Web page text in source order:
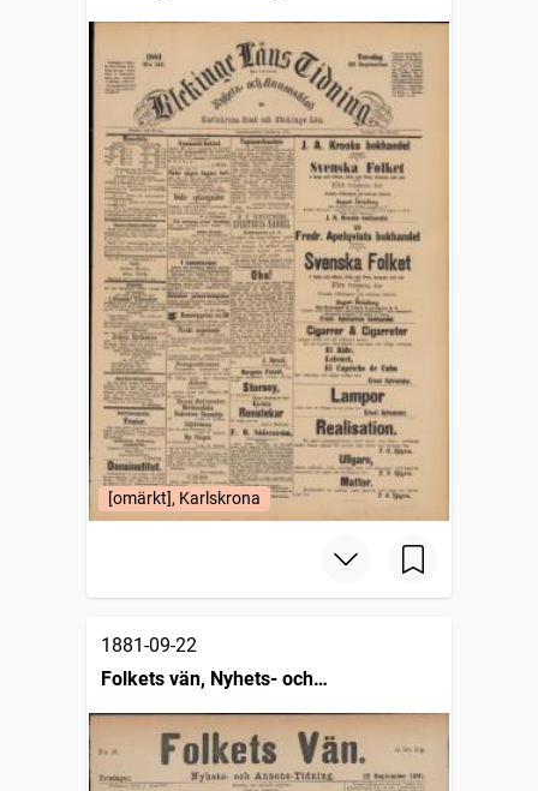
[omärkt], Karlskrona
1881-09-22
Folkets vän, Nyhets- och
annonstidning